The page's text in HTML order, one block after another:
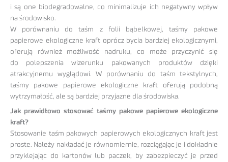
i są one biodegradowalne, co minimalizuje ich negatywny wpływ
na środowisko.
W porównaniu do taśm z folii bąbelkowej, taśmy pakowe
papierowe ekologiczne kraft oprócz bycia bardziej ekologicznymi,
oferują również możliwość nadruku, co może przyczynić się
do polepszenia wizerunku pakowanych produktów dzięki
atrakcyjnemu wyglądowi. W porównaniu do taśm tekstylnych,
taśmy pakowe papierowe ekologiczne kraft oferują podobną
wytrzymałość, ale są bardziej przyjazne dla środowiska.
Jak prawidłowo stosować taśmy pakowe papierowe ekologiczne
kraft?
Stosowanie taśm pakowych papierowych ekologicznych kraft jest
proste. Należy nakładać je równomiernie, rozciągając je i dokładnie
przyklejając do kartonów lub paczek, by zabezpieczyć je przed